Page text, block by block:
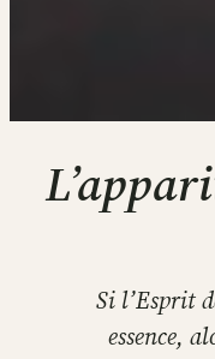
Si l’Esprit
essence,